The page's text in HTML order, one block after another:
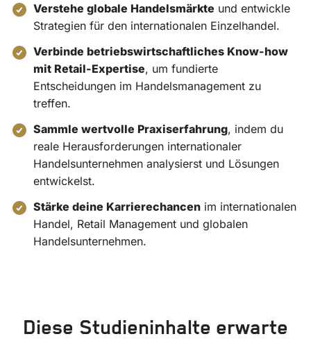
Verstehe globale Handelsmärkte und entwickle
Strategien für den internationalen Einzelhandel.
Verbinde betriebswirtschaftliches Know-how
mit Retail-Expertise, um fundierte
Entscheidungen im Handelsmanagement zu
treffen.
Sammle wertvolle Praxiserfahrung, indem du
reale Herausforderungen internationaler
Handelsunternehmen analysierst und Lösungen
entwickelst.
Stärke deine Karrierechancen im internationalen
Handel, Retail Management und globalen
Handelsunternehmen.
Diese Studieninhalte erwarte